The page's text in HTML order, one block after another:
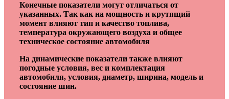
Конечные показатели могут отличаться от
указанных. Так как на мощность и крутящий
момент влияют тип и качество топлива,
температура окружающего воздуха и общее
техническое состояние автомобиля
На динамические показатели также влияют
погодные условия, вес и комплектация
автомобиля, условия, диаметр, ширина, модель и
состояние шин.